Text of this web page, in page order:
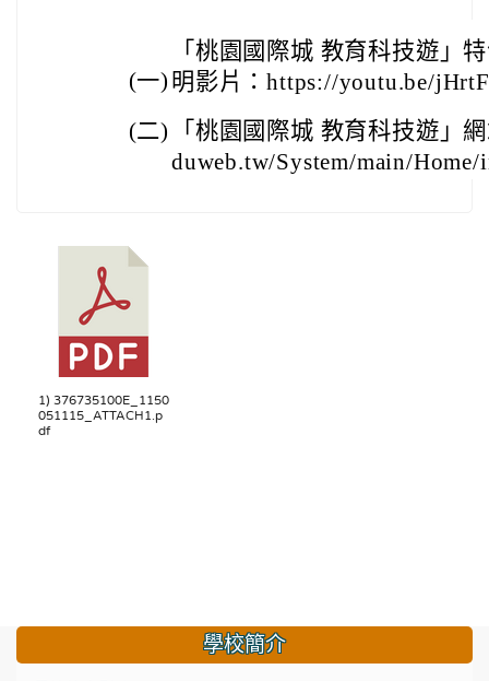
(一)
「桃園國際城 教育科技遊」
明影片：https://youtu.be/
(二)
「桃園國際城 教育科技遊」
duweb.tw/System/main/
1) 376735100E_1150
051115_ATTACH1.p
df
學校簡介